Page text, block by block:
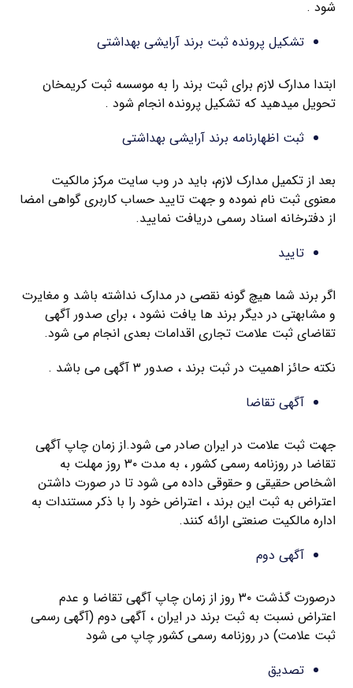
شود .
تشکیل پرونده ثبت برند آرایشی بهداشتی
ابتدا مدارک لازم برای ثبت برند را به موسسه ثبت کریمخان
تحویل میدهید که تشکیل پرونده انجام شود .
ثبت اظهارنامه برند آرایشی بهداشتی
بعد از تکمیل مدارک لازم، باید در وب سایت مرکز مالکیت
معنوی ثبت نام نموده و جهت تایید حساب کاربری گواهی امضا
از دفترخانه اسناد رسمی دریافت نمایید.
تایید
اگر برند شما هیچ گونه نقصی در مدارک نداشته باشد و مغایرت
و مشابهتی در دیگر برند ها یافت نشود ، برای صدور آگهی
تقاضای ثبت علامت تجاری اقدامات بعدی انجام می شود.
نکته حائز اهمیت در ثبت برند ، صدور ۳ آگهی می باشد .
آگهی تقاضا
جهت ثبت علامت در ایران صادر می شود.از زمان چاپ آگهی
تقاضا در روزنامه رسمی کشور ، به مدت ۳۰ روز مهلت به
اشخاص حقیقی و حقوقی داده می شود تا در صورت داشتن
اعتراض به ثبت این برند ، اعتراض خود را با ذکر مستندات به
اداره مالکیت صنعتی ارائه کنند.
آگهی دوم
درصورت گذشت ۳۰ روز از زمان چاپ آگهی تقاضا و عدم
اعتراض نسبت به ثبت برند در ایران ، آگهی دوم (آگهی رسمی
ثبت علامت) در روزنامه رسمی کشور چاپ می شود
تصدیق